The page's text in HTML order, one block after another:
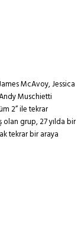
McAvoy, Jessica
Muschietti
2” ile tekrar
olan grup, 27 yılda bir
tekrar bir araya